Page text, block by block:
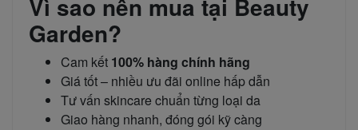
Vì sao nên mua tại Beauty
Garden?
Cam kết 100% hàng chính hãng
Giá tốt – nhiều ưu đãi online hấp dẫn
Tư vấn skincare chuẩn từng loại da
Giao hàng nhanh, đóng gói kỹ càng